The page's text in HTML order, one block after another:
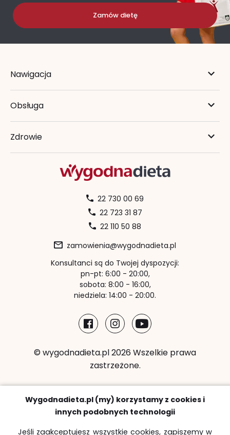
Zamów dietę
Nawigacja
Obsługa
Zdrowie
22 730 00 69
22 723 31 87
22 110 50 88
zamowienia@wygodnadieta.pl
Konsultanci są do Twojej dyspozycji:
pn-pt: 6:00 - 20:00,
sobota: 8:00 - 16:00,
niedziela: 14:00 - 20:00.
© wygodnadieta.pl 2026 Wszelkie prawa
zastrzeżone.
Metody płatności:
Wygodnadieta.pl (my) korzystamy z cookies i
innych podobnych technologii
Jeśli zaakceptujesz wszystkie cookies, zapiszemy w